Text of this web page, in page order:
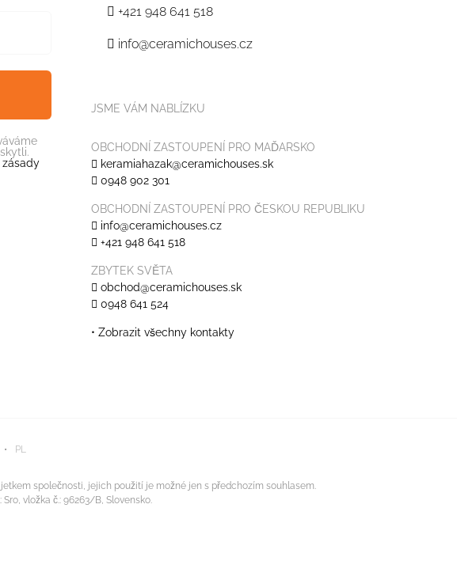
zásady
+421 948 641 518
info@ceramichouses.cz
JSME VÁM NABLÍZKU
OBCHODNÍ ZASTOUPENÍ PRO MAĎARSKO
keramiahazak@ceramichouses.sk
0948 902 301
OBCHODNÍ ZASTOUPENÍ PRO ČESKOU REPUBLIKU
info@ceramichouses.cz
+421 948 641 518
ZBYTEK SVĚTA
obchod@ceramichouses.sk
0948 641 524
• Zobrazit všechny kontakty
• PL
společnosti, jejich použití je možné jen s předchozím souhlasem.
vložka č.: 96263/B, Slovensko.